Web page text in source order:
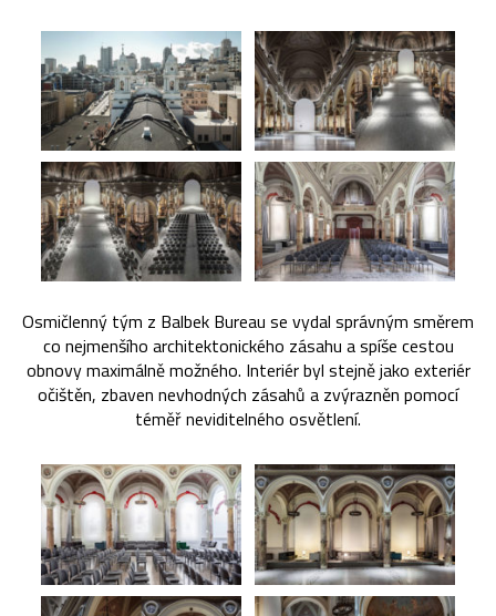
Osmičlenný tým z Balbek Bureau se vydal správným směrem
co nejmenšího architektonického zásahu a spíše cestou
obnovy maximálně možného. Interiér byl stejně jako exteriér
očištěn, zbaven nevhodných zásahů a zvýrazněn pomocí
téměř neviditelného osvětlení.